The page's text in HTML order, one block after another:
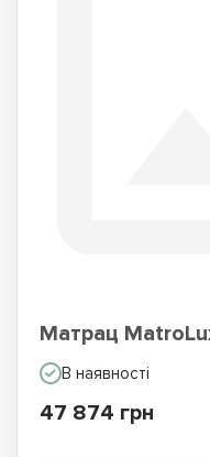
Матрац
В наявності
47 874 грн